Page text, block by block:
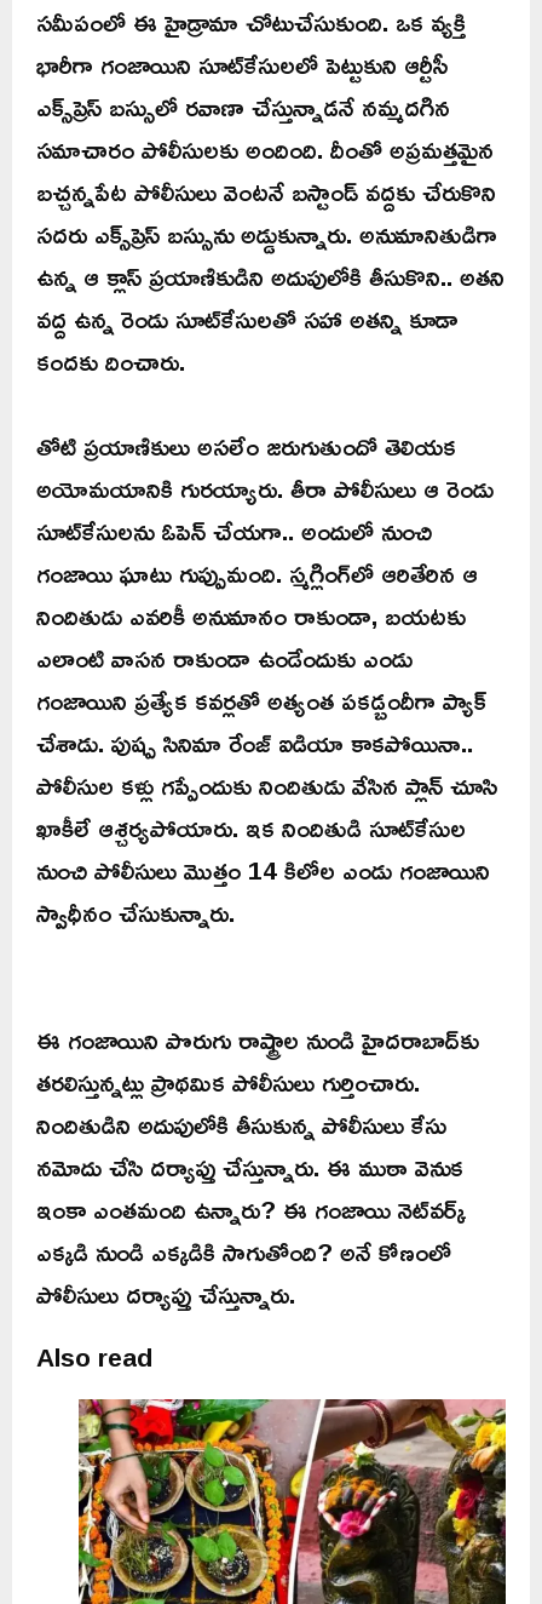
సమీపంలో ఈ హైడ్రామా చోటుచేసుకుంది. ఒక వ్యక్తి
భారీగా గంజాయిని సూట్‌కేసులలో పెట్టుకుని ఆర్టీసీ
ఎక్స్‌ప్రెస్ బస్సులో రవాణా చేస్తున్నాడనే నమ్మదగిన
సమాచారం పోలీసులకు అందింది. దీంతో అప్రమత్తమైన
బచ్చన్నపేట పోలీసులు వెంటనే బస్టాండ్ వద్దకు చేరుకొని
సదరు ఎక్స్‌ప్రెస్ బస్సును అడ్డుకున్నారు. అనుమానితుడిగా
ఉన్న ఆ క్లాస్ ప్రయాణికుడిని అదుపులోకి తీసుకొని.. అతని
వద్ద ఉన్న రెండు సూట్‌కేసులతో సహా అతన్ని కూడా
కందకు దించారు.
తోటి ప్రయాణికులు అసలేం జరుగుతుందో తెలియక
అయోమయానికి గురయ్యారు. తీరా పోలీసులు ఆ రెండు
సూట్‌కేసులను ఓపెన్ చేయగా.. అందులో నుంచి
గంజాయి ఘాటు గుప్పుమంది. స్మగ్లింగ్‌లో ఆరితేరిన ఆ
నిందితుడు ఎవరికీ అనుమానం రాకుండా, బయటకు
ఎలాంటి వాసన రాకుండా ఉండేందుకు ఎండు
గంజాయిని ప్రత్యేక కవర్లతో అత్యంత పకడ్బందీగా ప్యాక్
చేశాడు. పుష్ప సినిమా రేంజ్ ఐడియా కాకపోయినా..
పోలీసుల కళ్లు గప్పేందుకు నిందితుడు వేసిన ప్లాన్ చూసి
ఖాకీలే ఆశ్చర్యపోయారు. ఇక నిందితుడి సూట్‌కేసుల
నుంచి పోలీసులు మొత్తం 14 కిలోల ఎండు గంజాయిని
స్వాధీనం చేసుకున్నారు.
ఈ గంజాయిని పొరుగు రాష్ట్రాల నుండి హైదరాబాద్‌కు
తరలిస్తున్నట్లు ప్రాథమిక పోలీసులు గుర్తించారు.
నిందితుడిని అదుపులోకి తీసుకున్న పోలీసులు కేసు
నమోదు చేసి దర్యాప్తు చేస్తున్నారు. ఈ ముఠా వెనుక
ఇంకా ఎంతమంది ఉన్నారు? ఈ గంజాయి నెట్‌వర్క్
ఎక్కడి నుండి ఎక్కడికి సాగుతోంది? అనే కోణంలో
పోలీసులు దర్యాప్తు చేస్తున్నారు.
Also read